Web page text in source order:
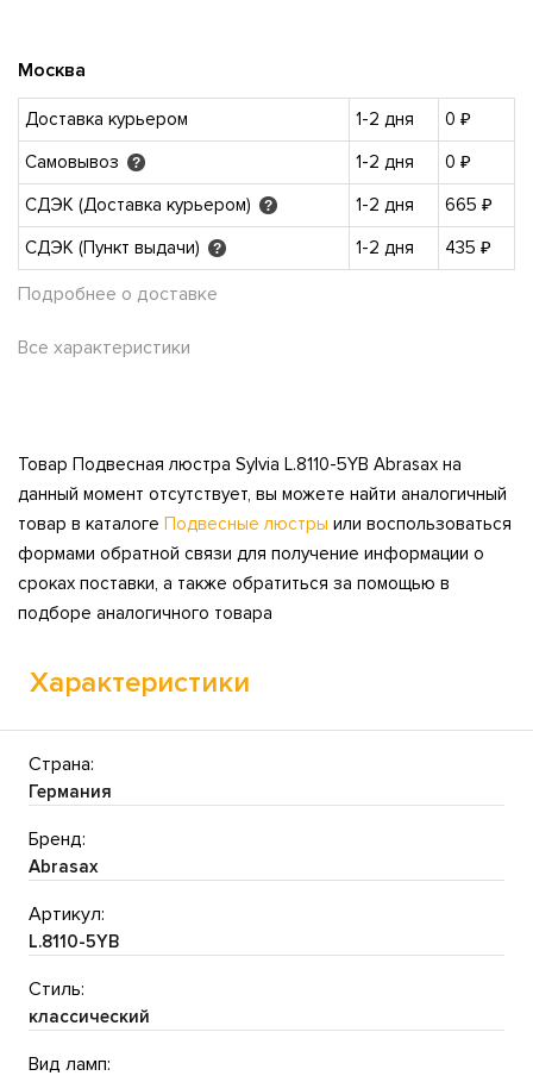
Москва
Доставка курьером 1-2 дня
0 ₽
Самовывоз
? 1-2 дня
0 ₽
СДЭК (Доставка курьером)
? 1-2 дня
665 ₽
СДЭК (Пункт выдачи)
? 1-2 дня 435 ₽
Подробнее о доставке
Все характеристики
Товар Подвесная люстра Sylvia L.8110-5YB Abrasax на
данный момент отсутствует, вы можете найти аналогичный
товар в каталоге Подвесные люстры или воспользоваться
формами обратной связи для получение информации о
сроках поставки, а также обратиться за помощью в
подборе аналогичного товара
Характеристики
Страна:
Германия
Бренд:
Abrasax
Артикул:
L.8110-5YB
Стиль:
классический
Вид ламп: